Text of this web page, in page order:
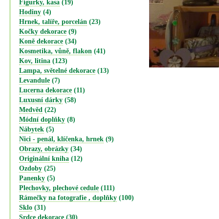
Figurky, kasa (19)
Hodiny (4)
Hrnek, talíře, porcelán (23)
Kočky dekorace (9)
Koně dekorace (34)
Kosmetika, vůně, flakon (41)
Kov, litina (123)
Lampa, světelné dekorace (13)
Levandule (7)
Lucerna dekorace (11)
Luxusní dárky (58)
Medvěd (22)
Módní doplňky (8)
Nábytek (5)
Nici - penál, klíčenka, hrnek (9)
Obrazy, obrázky (34)
Originální kniha (12)
Ozdoby (25)
Panenky (5)
Plechovky, plechové cedule (111)
Rámečky na fotografie , doplňky (100)
Sklo (31)
Srdce dekorace (30)